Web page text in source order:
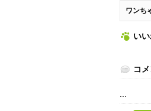
ワンち
い
コ